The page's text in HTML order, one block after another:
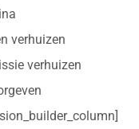
verhuizen
verhuizen